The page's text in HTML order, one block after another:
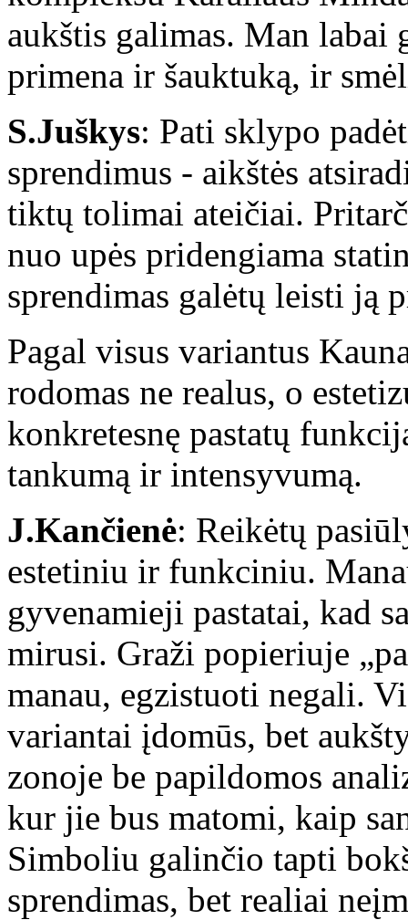
aukštis galimas. Man
primena ir šauktuką, ir
S.Juškys: Pati sklypo
sprendimus - aikštės
tiktų tolimai ateičiai.
nuo upės pridengiama
sprendimas galėtų leisti ją
Pagal visus variantus
rodomas ne realus, o
konkretesnę pastatų
tankumą ir intensyvumą.
J.Kančienė: Reikėtų
estetiniu ir funkciniu.
gyvenamieji pastatai, kad
mirusi. Graži popieriuje
manau, egzistuoti negali.
variantai įdomūs, bet
zonoje be papildomos
kur jie bus matomi, kaip
Simboliu galinčio tapti
sprendimas, bet realiai